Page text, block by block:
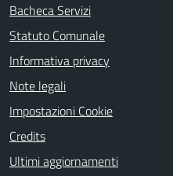
Bacheca Servizi
Statuto Comunale
Informativa privacy
Note legali
Impostazioni Cookie
Credits
Ultimi aggiornamenti